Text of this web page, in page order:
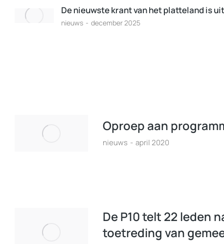
De nieuwste krant van het platteland is uit
nieuws december 2025
Oproep aan
nieuws april 2020
De P10 telt 22 leden
toetreding van